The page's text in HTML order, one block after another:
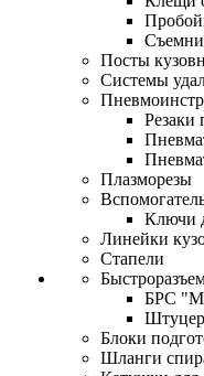
Посты
Системы
Резаки
Плазморезы
Ключи
Линейки
Стапели
БРС
Блоки
Шланги